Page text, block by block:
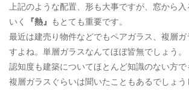
上記のような配置、形も大事ですが、窓から
いく
『熱』 もとても重要です。
最近は建売り物件などでもペアガラス、複層
すよね。単層ガラスなんてほぼ皆無でしょう。
認知度も建築についてほとんど知識のない方で
複層ガラスぐらいは聞いたこともあるでしょ